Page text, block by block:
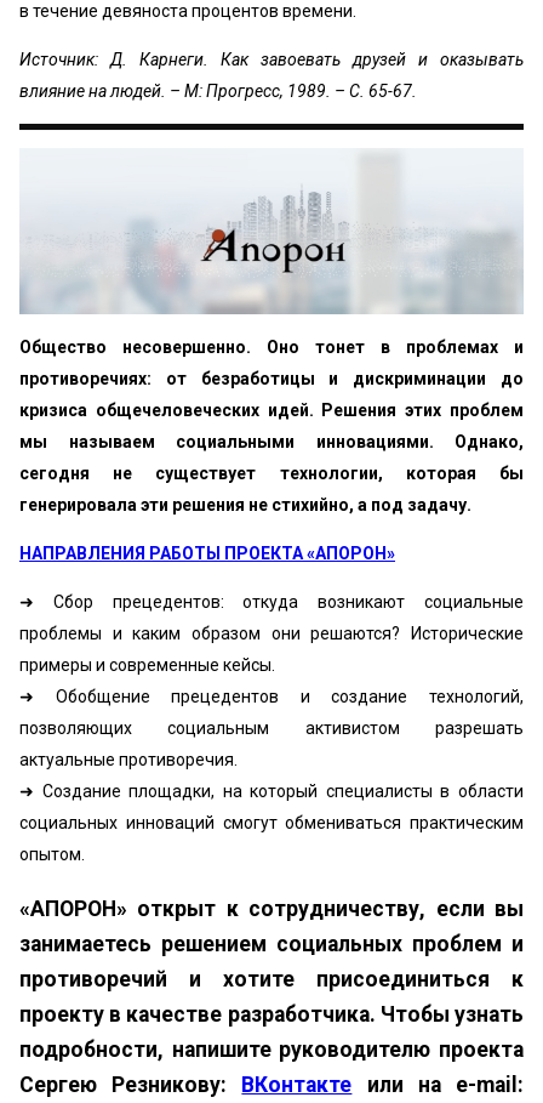
в течение девяноста процентов времени.
Источник: Д. Карнеги. Как завоевать друзей и оказывать
влияние на людей. – М: Прогресс, 1989. – С. 65-67.
Общество несовершенно. Оно тонет в проблемах и
противоречиях: от безработицы и дискриминации до
кризиса общечеловеческих идей. Решения этих проблем
мы называем социальными инновациями. Однако,
сегодня не существует технологии, которая бы
генерировала эти решения не стихийно, а под задачу.
НАПРАВЛЕНИЯ РАБОТЫ ПРОЕКТА «АПОРОН»
➜ Сбор прецедентов: откуда возникают социальные
проблемы и каким образом они решаются? Исторические
примеры и современные кейсы.
➜ Обобщение прецедентов и создание технологий,
позволяющих социальным активистом разрешать
актуальные противоречия.
➜ Создание площадки, на который специалисты в области
социальных инноваций смогут обмениваться практическим
опытом.
«АПОРОН» открыт к сотрудничеству, если вы
занимаетесь решением социальных проблем и
противоречий и хотите присоединиться к
проекту в качестве разработчика. Чтобы узнать
подробности, напишите руководителю проекта
Сергею Резникову: ВКонтакте или на e-mail: